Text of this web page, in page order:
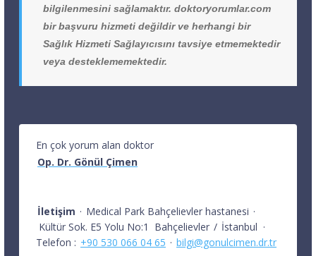
bilgilenmesini sağlamaktır. doktoryorumlar.com
bir başvuru hizmeti değildir ve herhangi bir
Sağlık Hizmeti Sağlayıcısını tavsiye etmemektedir
veya desteklememektedir.
En çok yorum alan doktor
Op. Dr. Gönül Çimen
İletişim · Medical Park Bahçelievler hastanesi ·
Kültür Sok. E5 Yolu No:1
Bahçelievler / İstanbul ·
Telefon : +90 530 066 04 65 · bilgi@gonulcimen.dr.tr